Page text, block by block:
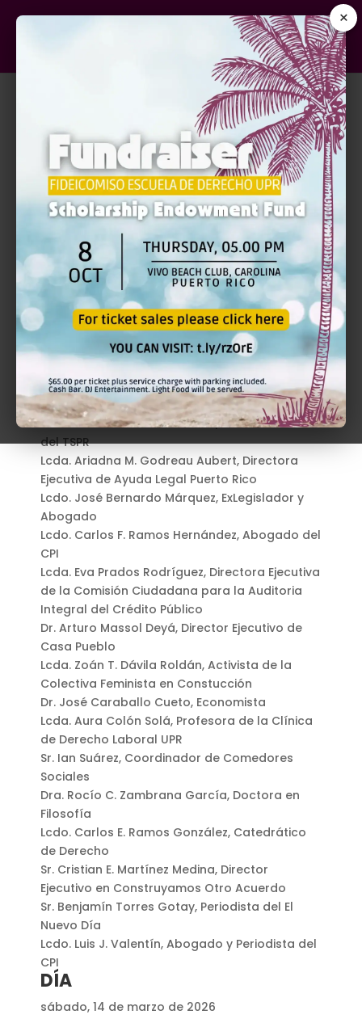
×
RECURSOS
Prof. David A. Skeel, Jr., Profesor y ExPresidente
de la Junta de Supervisión y Administración
Financiera
Lcdo. Alejandro García Padilla, ExGobernador
Hon. Rafael L. Martínez Torres, Juez Asociado
del TSPR
Lcda. Ariadna M. Godreau Aubert, Directora
Ejecutiva de Ayuda Legal Puerto Rico
Lcdo. José Bernardo Márquez, ExLegislador y
Abogado
Lcdo. Carlos F. Ramos Hernández, Abogado del
CPI
Lcda. Eva Prados Rodríguez, Directora Ejecutiva
de la Comisión Ciudadana para la Auditoria
Integral del Crédito Público
Dr. Arturo Massol Deyá, Director Ejecutivo de
Casa Pueblo
Lcda. Zoán T. Dávila Roldán, Activista de la
Colectiva Feminista en Constucción
Dr. José Caraballo Cueto, Economista
Lcda. Aura Colón Solá, Profesora de la Clínica
de Derecho Laboral UPR
Sr. Ian Suárez, Coordinador de Comedores
Sociales
Dra. Rocío C. Zambrana García, Doctora en
Filosofía
Lcdo. Carlos E. Ramos González, Catedrático
de Derecho
Sr. Cristian E. Martínez Medina, Director
Ejecutivo en Construyamos Otro Acuerdo
Sr. Benjamín Torres Gotay, Periodista del El
Nuevo Día
Lcdo. Luis J. Valentín, Abogado y Periodista del
CPI
DÍA
sábado, 14 de marzo de 2026